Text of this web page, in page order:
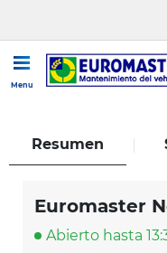
Menu
Euromaster
Resumen
Euromaster
Abierto hasta